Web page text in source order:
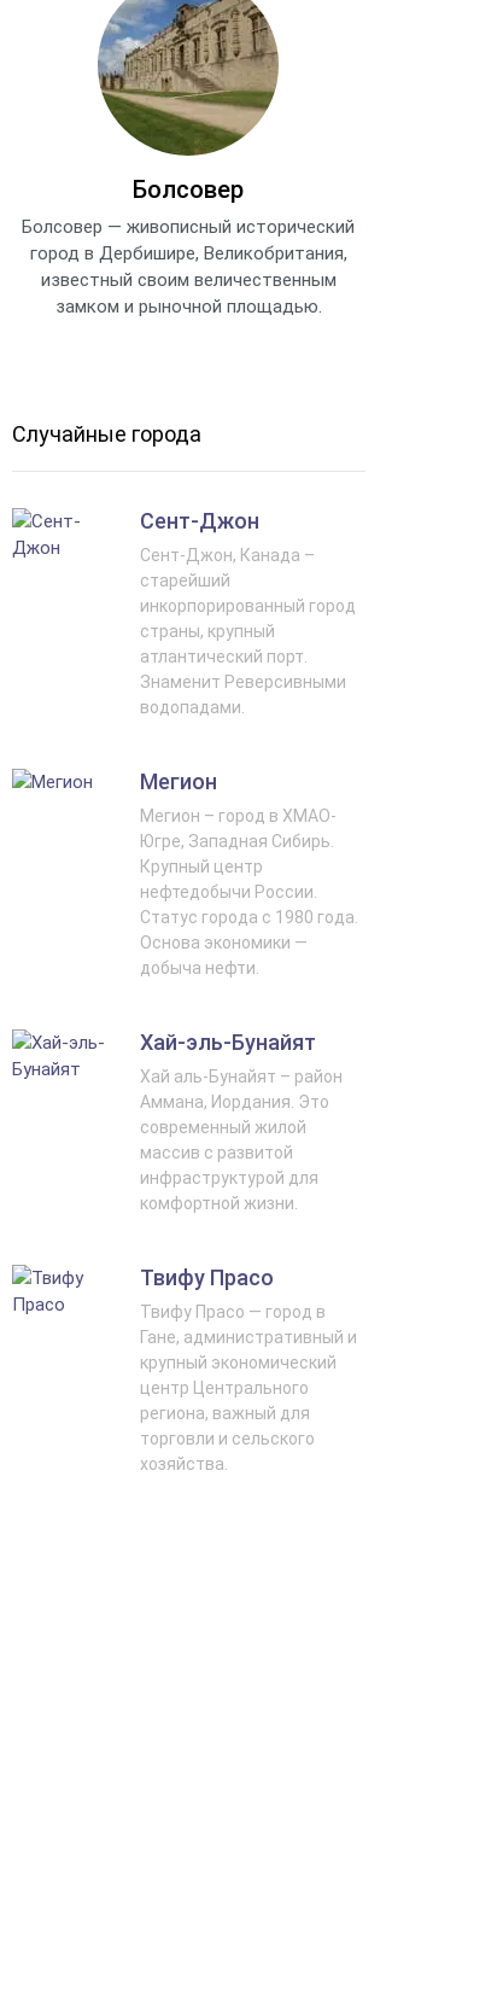
Болсовер
Болсовер — живописный исторический
город в Дербишире, Великобритания,
известный своим величественным
замком и рыночной площадью.
Случайные города
Сент-Джон
Сент-Джон, Канада –
старейший
инкорпорированный город
страны, крупный
атлантический порт.
Знаменит Реверсивными
водопадами.
Мегион
Мегион – город в ХМАО-
Югре, Западная Сибирь.
Крупный центр
нефтедобычи России.
Статус города с 1980 года.
Основа экономики —
добыча нефти.
Хай-эль-Бунайят
Хай аль-Бунайят – район
Аммана, Иордания. Это
современный жилой
массив с развитой
инфраструктурой для
комфортной жизни.
Твифу Прасо
Твифу Прасо — город в
Гане, административный и
крупный экономический
центр Центрального
региона, важный для
торговли и сельского
хозяйства.